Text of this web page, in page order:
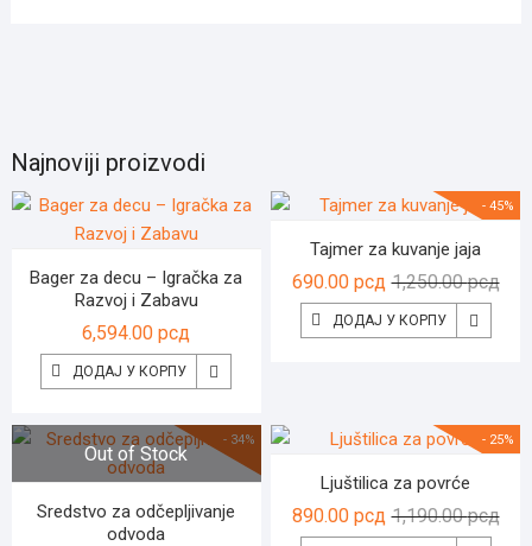
Najnoviji proizvodi
Bager za decu – Igračka za
Razvoj i Zabavu
6,594.00рсд
ДОДАЈ У КОРПУ
- 45%
Tajmer za kuvanje jaja
1,250.00рсд
690.00 рсд
ДОДАЈ У КОРПУ
- 34%
Out of Stock
Sredstvo za odčepljivanje
odvoda
- 25%
Ljuštilica za povrće
1,190.00рсд
890.00 рсд